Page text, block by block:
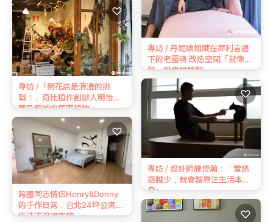
專訪 / 丹妮婊姐藏在犀利言語
下的老靈魂 改造空間「就像經
營一段幸福婚姻」
專訪 / 設計師施博瀚：「當誘
惑越少，就會越專注生活本
身」
♡
♡
專訪 /「開花店是浪漫的挑
戰！」奇比植作創辦人明怡推
薦易照顧的居家植物
♡
跨國同志情侶Henry&Donny
的手作日常，台北24坪公寓打
造法式浪漫空間
♡